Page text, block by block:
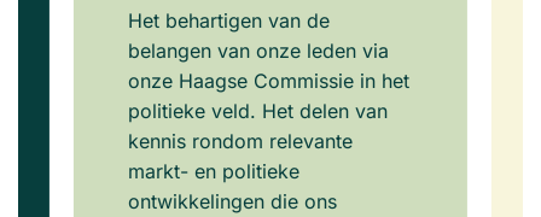
Het behartigen van de
belangen van onze leden via
onze Haagse Commissie in het
politieke veld. Het delen van
kennis rondom relevante
markt- en politieke
ontwikkelingen die ons